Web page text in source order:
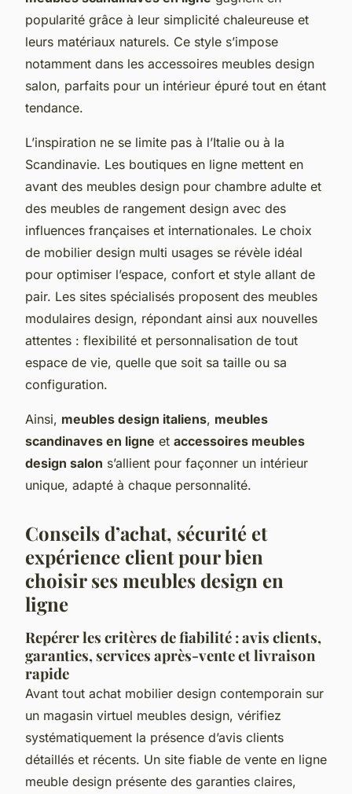
popularité grâce à leur simplicité chaleureuse et
leurs matériaux naturels. Ce style s’impose
notamment dans les accessoires meubles design
salon, parfaits pour un intérieur épuré tout en étant
tendance.
L’inspiration ne se limite pas à l’Italie ou à la
Scandinavie. Les boutiques en ligne mettent en
avant des meubles design pour chambre adulte et
des meubles de rangement design avec des
influences françaises et internationales. Le choix
de mobilier design multi usages se révèle idéal
pour optimiser l’espace, confort et style allant de
pair. Les sites spécialisés proposent des meubles
modulaires design, répondant ainsi aux nouvelles
attentes : flexibilité et personnalisation de tout
espace de vie, quelle que soit sa taille ou sa
configuration.
Ainsi, meubles design italiens, meubles
scandinaves en ligne et accessoires meubles
design salon s’allient pour façonner un intérieur
unique, adapté à chaque personnalité.
Conseils d’achat, sécurité et
expérience client pour bien
choisir ses meubles design en
ligne
Repérer les critères de fiabilité : avis clients,
garanties, services après-vente et livraison
rapide
Avant tout achat mobilier design contemporain sur
un magasin virtuel meubles design, vérifiez
systématiquement la présence d’avis clients
détaillés et récents. Un site fiable de vente en ligne
meuble design présente des garanties claires,